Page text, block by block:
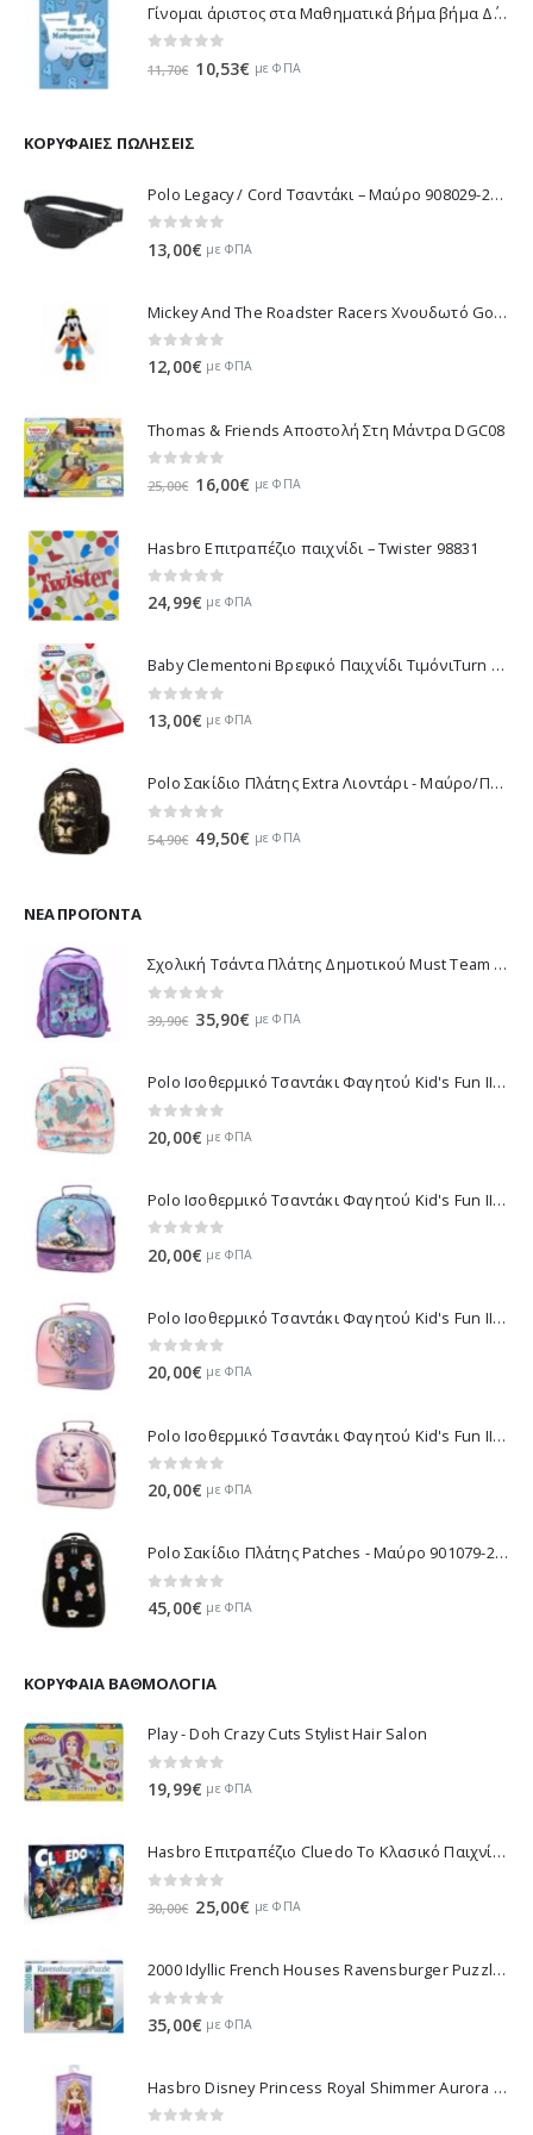
Γίνομαι άριστος στα Μαθηματικά βήμα βήμα Δ΄ Δημοτικού - Λυκοτραφίτη Αντιγόνη 21188
11,70€ Original
10,53€ Ημε ΦΠΑ
ΚΟΡΥΦΑΊΕΣ ΠΩΛΉΣΕΙΣ
Polo Legacy / Cord Τσαντάκι – Μαύρο 908029-2000 2022
13,00€ με ΦΠΑ
Mickey And The Roadster Racers Χνουδωτό Goofy 25 εκ 1607-01691
0 out of 5
12,00€ με ΦΠΑ
Thomas & Friends Αποστολή Στη Μάντρα DGC08
out of 5
25,00€ Original
25,00€.
16,00€ Η
είναι:
με ΦΠΑ
Hasbro Επιτραπέζιο παιχνίδι – Twister 98831
0 out of 5
24,99€ με ΦΠΑ
Baby Clementoni Βρεφικό Παιχνίδι ΤιμόνιΤurn Αnd Drive Activity Wheel - 1000-17241
0out of 5
13,00€ με ΦΠΑ
Polo Σακίδιο Πλάτης Extra Λιοντάρι - Μαύρο/Πράσινο 901032-8188 2023
54,90€ Original
49,50€ Ημε ΦΠΑ
ΝΈΑ ΠΡΟΪΌΝΤΑ
Σχολική Τσάντα Πλάτης Δημοτικού Must Team K-Pop - Μωβ 000587781 2026
39,90€ Original
39,90€.
35,90€ Η
είναι:
με ΦΠΑ
Polo Ισοθερμικό Τσαντάκι Φαγητού Kid's Fun II - Πολύχρωμο 971003-8419 2026
20,00€ με ΦΠΑ
Polo Ισοθερμικό Τσαντάκι Φαγητού Kid's Fun II - Πολύχρωμο 971003-8426 2026
20,00€ με ΦΠΑ
Polo Ισοθερμικό Τσαντάκι Φαγητού Kid's Fun II - Μωβ 971003-8420 2026
0 out of 5
20,00€ με ΦΠΑ
Polo Ισοθερμικό Τσαντάκι Φαγητού Kid's Fun II - Λιλά 971003-8425 2026
0 out of 5
20,00€ με ΦΠΑ
Polo Σακίδιο Πλάτης Patches - Μαύρο 901079-2000 2026
0out of 5
45,00€ με ΦΠΑ
ΚΟΡΥΦΑΊΑ ΒΑΘΜΟΛΟΓΊΑ
Play - Doh Crazy Cuts Stylist Hair Salon
0 out of 5
19,99€ με ΦΠΑ
Hasbro Επιτραπέζιο Cluedo Το Κλασικό Παιχνίδι Μυστήριου 38712
out of 5
30,00€ Original
30,00€.
25,00€ Η
είναι:
με ΦΠΑ
2000 Idyllic French Houses Ravensburger Puzzle 16640
35,00€ με ΦΠΑ
Hasbro Disney Princess Royal Shimmer Aurora Doll F0899